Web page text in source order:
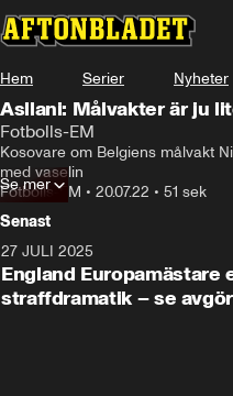
Hem Serier Nyheter
Asllani: Målvakter är ju
Fotbolls-EM
Kosovare om Belgiens målvakt
med vaselin
Fotbolls-EM • 20.07.22 • 51 sek
Se mer
Senast
27 JULI 2025
England Europamästare
straffdramatik – se